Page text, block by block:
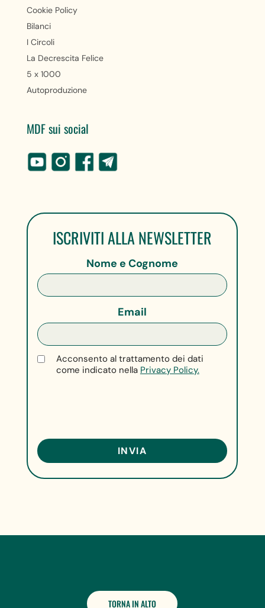
Cookie Policy
Bilanci
I Circoli
La Decrescita Felice
5 x 1000
Autoproduzione
MDF sui social
ISCRIVITI ALLA NEWSLETTER
Nome e Cognome
Email
Acconsento al trattamento dei dati
come indicato nella Privacy Policy.
TORNA IN ALTO